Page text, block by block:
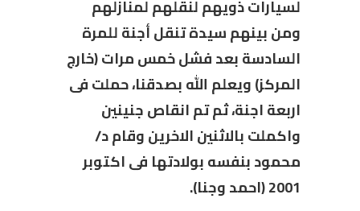
لسيارات ذويهم لنقلهم لمنازلهم
ومن بينهم سيدة تنقل أجنة للمرة
السادسة بعد فشل خمس مرات (خارج
المركز) ويعلم الله بصدقنا، حملت فى
اربعة اجنة، ثم تم انقاص جنينين
واكملت بالاثنين الاخرين وقام د/
محمود بنفسه بولادتها فى اكتوبر
2001 (احمد وجنا).